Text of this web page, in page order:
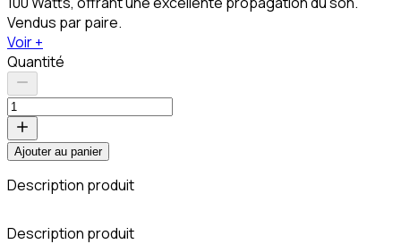
Vendus par paire.
Voir +
Quantité
Ajouter au panier
Description produit
Description produit